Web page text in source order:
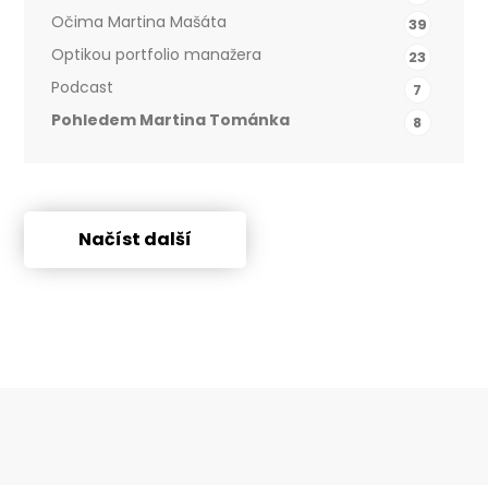
Očima Martina Mašáta 39
Optikou portfolio manažera 23
Podcast 7
Pohledem Martina Tománka 8
Načíst další